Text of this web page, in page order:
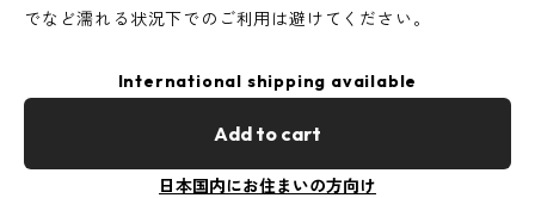
でなど濡れる状況下でのご利用は避けてください。
International shipping available
Add to cart
日本国内にお住まいの方向け